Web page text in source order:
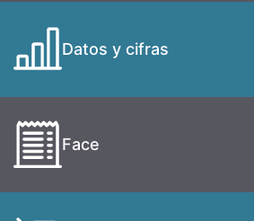
Datos y cifras
Face